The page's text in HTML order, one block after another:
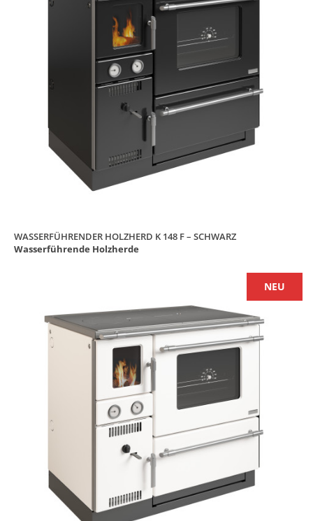
WASSERFÜHRENDER HOLZHERD K 148 F – SCHWARZ
Wasserführende Holzherde
NEU